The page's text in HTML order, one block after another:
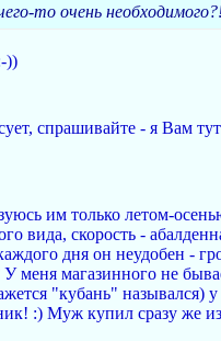
то очень
))
спрашивайте - я Вам
им только летом-
вида, скорость -
дня он неудобен -
меня магазинного не
"кубань" назывался) у
:) Муж купил сразу же